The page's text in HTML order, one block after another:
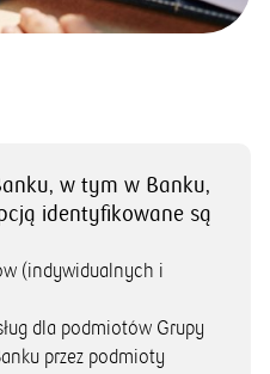
w tym w Banku,
identyfikowane są
(indywidualnych i
dla podmiotów Grupy
przez podmioty